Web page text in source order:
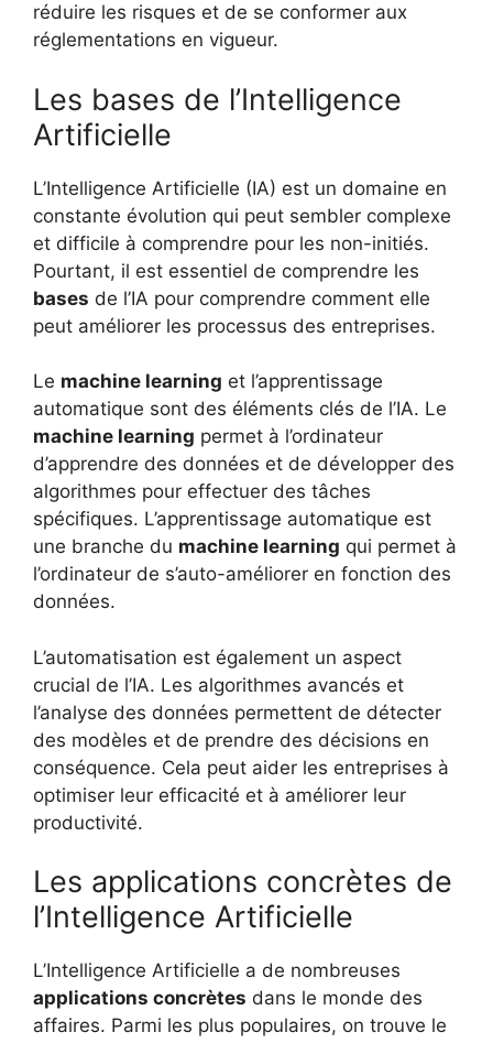
réduire les risques et de se conformer aux
réglementations en vigueur.
Les bases de l’Intelligence
Artificielle
L’Intelligence Artificielle (IA) est un domaine en
constante évolution qui peut sembler complexe
et difficile à comprendre pour les non-initiés.
Pourtant, il est essentiel de comprendre les
bases de l’IA pour comprendre comment elle
peut améliorer les processus des entreprises.
Le machine learning et l’apprentissage
automatique sont des éléments clés de l’IA. Le
machine learning permet à l’ordinateur
d’apprendre des données et de développer des
algorithmes pour effectuer des tâches
spécifiques. L’apprentissage automatique est
une branche du machine learning qui permet à
l’ordinateur de s’auto-améliorer en fonction des
données.
L’automatisation est également un aspect
crucial de l’IA. Les algorithmes avancés et
l’analyse des données permettent de détecter
des modèles et de prendre des décisions en
conséquence. Cela peut aider les entreprises à
optimiser leur efficacité et à améliorer leur
productivité.
Les applications concrètes de
l’Intelligence Artificielle
L’Intelligence Artificielle a de nombreuses
applications concrètes dans le monde des
affaires. Parmi les plus populaires, on trouve le